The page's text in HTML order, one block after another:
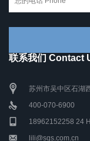
联系我们 Contact
苏州市吴中区石湖
400-070-6900
18962152258 24
lili@sqs.com.cn